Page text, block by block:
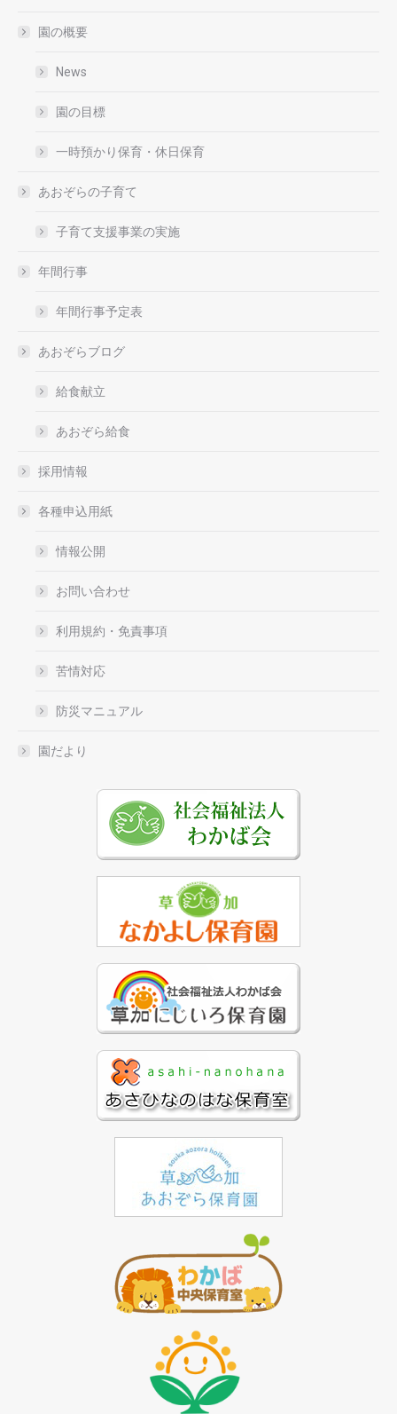
園の概要
News
園の目標
一時預かり保育・休日保育
あおぞらの子育て
子育て支援事業の実施
年間行事
年間行事予定表
あおぞらブログ
給食献立
あおぞら給食
採用情報
各種申込用紙
情報公開
お問い合わせ
利用規約・免責事項
苦情対応
防災マニュアル
園だより